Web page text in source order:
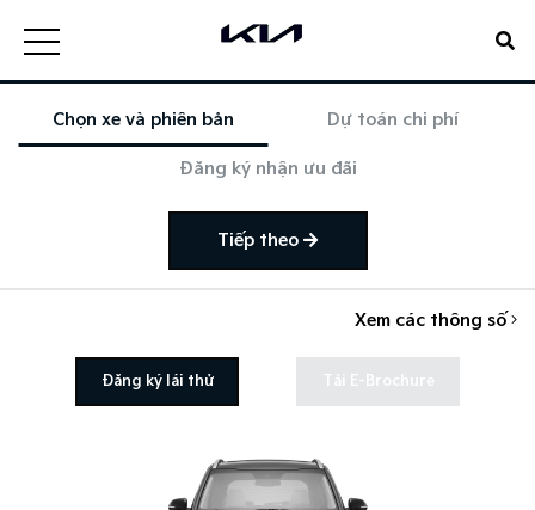
Chọn xe và phiên bản Dự toán chi phí
Đăng ký nhận ưu đãi
Tiếp theo
Xem các thông số
Đăng ký lái thử Tải E-Brochure